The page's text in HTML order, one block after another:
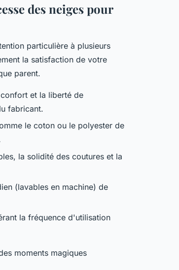
des neiges pour
particulière à plusieurs
la satisfaction de votre
parent.
et la liberté de
fabricant.
le coton ou le polyester de
la solidité des coutures et la
(lavables en machine) de
la fréquence d'utilisation
moments magiques